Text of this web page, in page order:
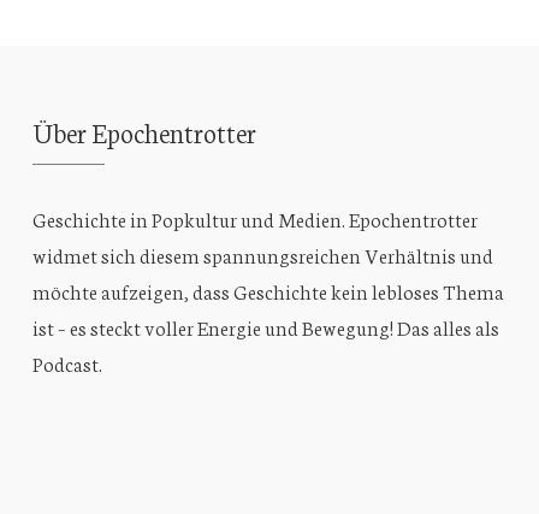
Über Epochentrotter
Geschichte in Popkultur und Medien. Epochentrotter
widmet sich diesem spannungsreichen Verhältnis und
möchte aufzeigen, dass Geschichte kein lebloses Thema
ist – es steckt voller Energie und Bewegung! Das alles als
Podcast.